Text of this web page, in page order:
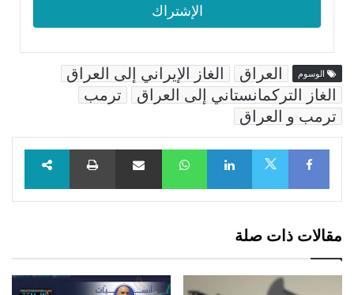
الوسوم العراق
الغاز الإيراني إلى العراق
الغاز التركمانستاني إلى العراق
ترمب
ترمب و العراق
Facebook
LinkedIn
WhatsAppمشاركة عبر البريد طباعة
مقالات ذات صلة